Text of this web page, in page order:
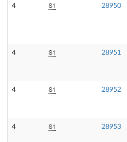
4 S1 28950
4 S1 28951
4 S1 28952
4 S1 28953